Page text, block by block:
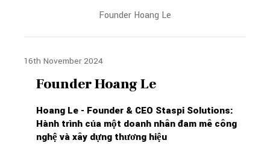
Founder Hoang Le
16th November 2024
Founder Hoang Le
Hoang Le - Founder & CEO Staspi Solutions:
Hành trình của một doanh nhân đam mê công
nghệ và xây dựng thương hiệu